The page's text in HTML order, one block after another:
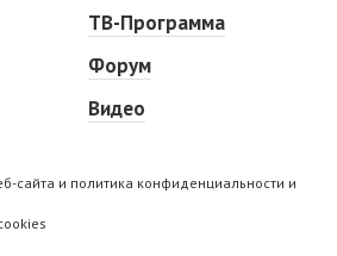
ТВ-Программа
Форум
Видео
сайта и политика конфиденциальности и